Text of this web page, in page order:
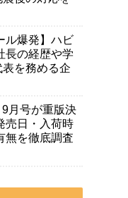
ル爆発】ハビ
長の経歴や学
を務める企
月号が重版決
売日・入荷時
無を徹底調査